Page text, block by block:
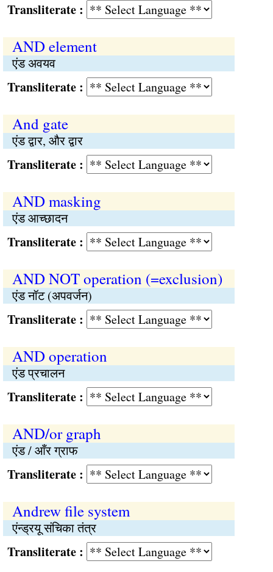
:
AND element
एंड अवयव
:
And gate
एंड द्वार, और द्वार
:
AND masking
एंड आच्छादन
:
AND NOT operation (=exclusion)
एंड नॉट (अपवर्जन)
:
AND operation
एंड प्रचालन
:
AND/or graph
एंड / आँर ग्राफ
:
Andrew file system
एंन्ड्रयू संचिका तंत्र
: